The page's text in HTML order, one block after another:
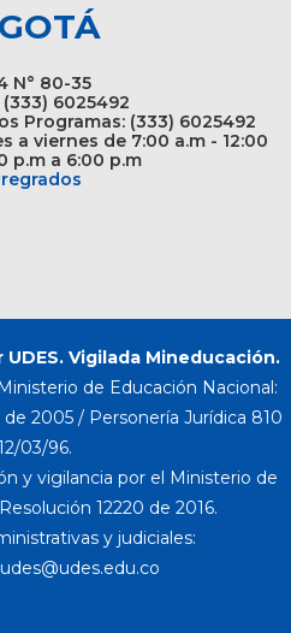
N° 80-35
(333) 6025492
Programas: (333) 6025492
a viernes de 7:00 a.m - 12:00
p.m a 6:00 p.m
Vigilada Mineducación.
de Educación Nacional:
2005 / Personería Jurídica 810
03/96.
y vigilancia por el Ministerio de
12220 de 2016.
y judiciales: